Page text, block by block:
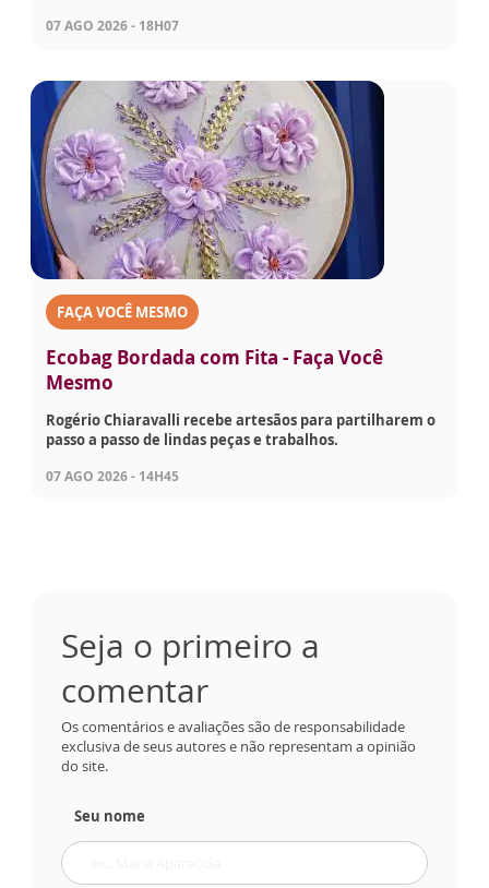
07 AGO 2026 - 18H07
FAÇA VOCÊ MESMO
Ecobag Bordada com Fita - Faça Você
Mesmo
Rogério Chiaravalli recebe artesãos para partilharem o
passo a passo de lindas peças e trabalhos.
07 AGO 2026 - 14H45
Seja o primeiro a
comentar
Os comentários e avaliações são de responsabilidade
exclusiva de seus autores e não representam a opinião
do site.
Seu nome